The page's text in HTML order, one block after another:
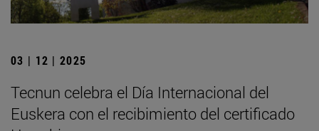
03 | 12 | 2025
Tecnun celebra el Día Internacional del
Euskera con el recibimiento del certificado